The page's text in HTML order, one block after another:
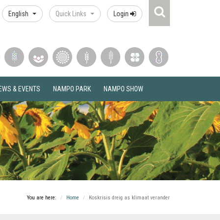
English Quick Links Login
& EVENTS NAMPO PARK NAMPO SHOW
You are here: Home Koskrisis dreig as klimaat verander